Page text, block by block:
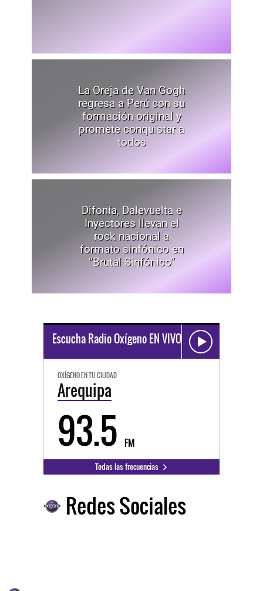
La Oreja de Van Gogh
regresa a Perú con su
formación original y
promete conquistar a
todos
Difonía, Dalevuelta e
Inyectores llevan el
rock nacional a
formato sinfónico en
“Brutal Sinfónico”
Escucha Radio Oxígeno EN VIVO
OXÍGENO EN TU CIUDAD
Arequipa
93.5 FM
Todas las frecuencias
Redes Sociales